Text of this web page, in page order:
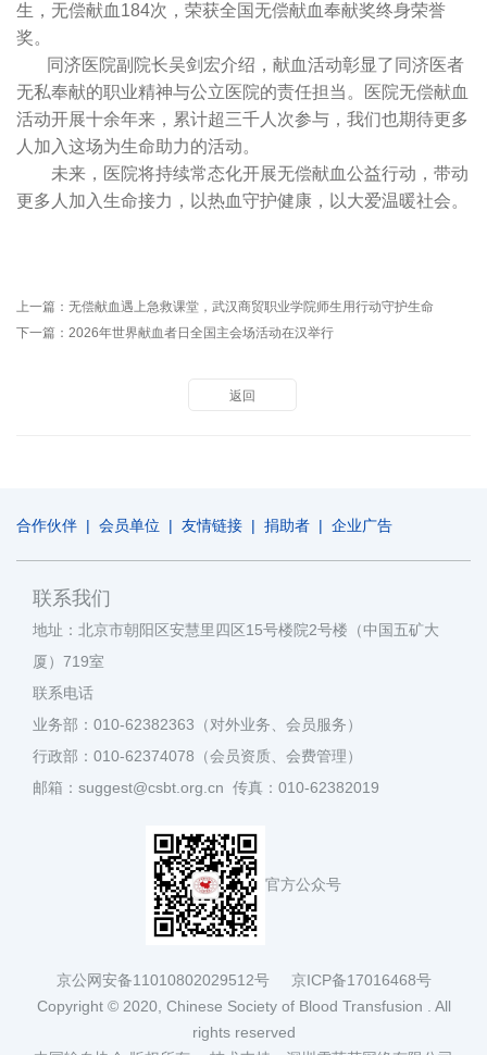
生，无偿献血184次，荣获全国无偿献血奉献奖终身荣誉
奖。
同济医院副院长吴剑宏介绍，献血活动彰显了同济医者
无私奉献的职业精神与公立医院的责任担当。医院无偿献血
活动开展十余年来，累计超三千人次参与，我们也期待更多
人加入这场为生命助力的活动。
未来，医院将持续常态化开展无偿献血公益行动，带动
更多人加入生命接力，以热血守护健康，以大爱温暖社会。
上一篇： 无偿献血遇上急救课堂，武汉商贸职业学院师生用行动守护生命
下一篇： 2026年世界献血者日全国主会场活动在汉举行
返回
合作伙伴 | 会员单位 | 友情链接 | 捐助者 | 企业广告
联系我们
地址：北京市朝阳区安慧里四区15号楼院2号楼（中国五矿大
厦）719室
联系电话
业务部：010-62382363（对外业务、会员服务）
行政部：010-62374078（会员资质、会费管理）
邮箱：suggest@csbt.org.cn 传真：010-62382019
官方公众号
京公网安备11010802029512号 京ICP备17016468号
Copyright © 2020, Chinese Society of Blood Transfusion . All
rights reserved